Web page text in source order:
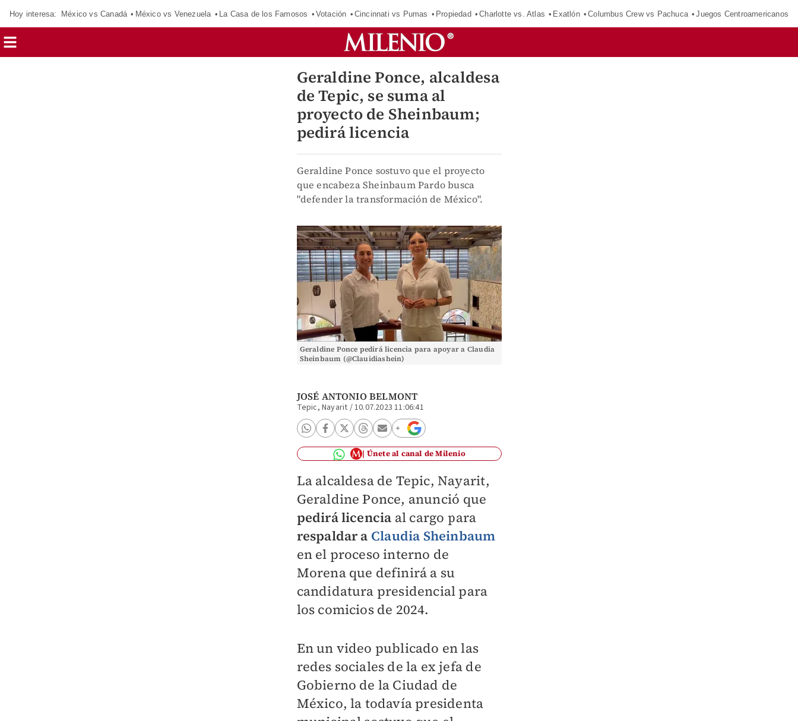
Hoy interesa: México vs Canadá México vs Venezuela La Casa de los Famosos Votación Cincinnati vs Pumas Propiedad Charlotte vs. Atlas Exatlón Columbus Crew vs Pachuca Juegos Centroamericanos
Geraldine Ponce, alcaldesa
de Tepic, se suma al
proyecto de Sheinbaum;
pedirá licencia
Geraldine Ponce sostuvo que el proyecto
que encabeza Sheinbaum Pardo busca
"defender la transformación de México".
Geraldine Ponce pedirá licencia para apoyar a Claudia
Sheinbaum (@Clauidiashein)
JOSÉ ANTONIO BELMONT
Tepic, Nayarit /10.07.2023 11:06:41
Únete al canal de Milenio
La alcaldesa de Tepic, Nayarit,
Geraldine Ponce, anunció que
pedirá licencia al cargo para
respaldar a Claudia Sheinbaum
en el proceso interno de
Morena que definirá a su
candidatura presidencial para
los comicios de 2024.
En un video publicado en las
redes sociales de la ex jefa de
Gobierno de la Ciudad de
México, la todavía presidenta